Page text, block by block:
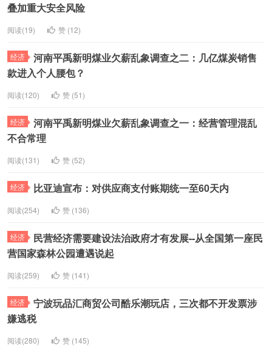
叠加重大安全风险
阅读(19) 赞 (12)
经济
河南平禹新明煤业欠薪乱象调查之二：几亿煤炭销售
款进入个人腰包？
阅读(120) 赞 (51)
经济
河南平禹新明煤业欠薪乱象调查之一：经营管理混乱
不合常理
阅读(131) 赞 (52)
经济 比亚迪宣布：对供应商支付账期统一至60天内
阅读(254) 赞 (136)
经济
民营经济需要建设法治政府才有发展--从全国第一座民
营国家森林公园遭遇说起
阅读(259) 赞 (141)
经济
宁波玩品汇商贸公司酷乐潮玩店，三次都不开发票涉
嫌逃税
阅读(280) 赞 (145)